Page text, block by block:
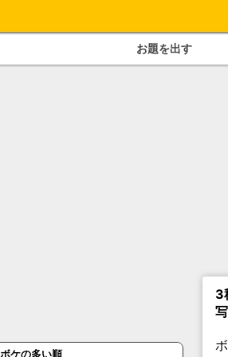
お題を出す
ボケの多い順
3